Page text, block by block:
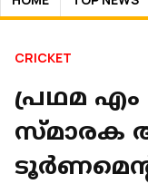
CRICKET
പ്രഥമ
സ്മാരക